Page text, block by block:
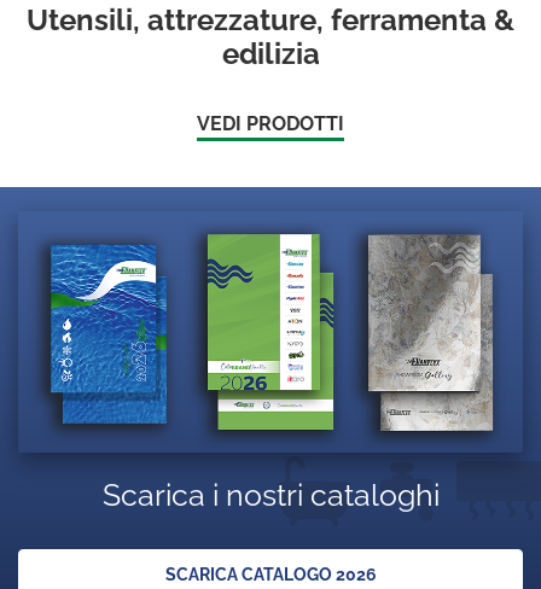
Utensili, attrezzature, ferramenta &
edilizia
VEDI PRODOTTI
Scarica i nostri cataloghi
SCARICA CATALOGO 2026